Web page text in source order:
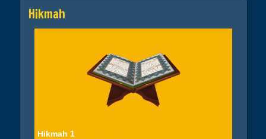
Hikmah
Hikmah 1